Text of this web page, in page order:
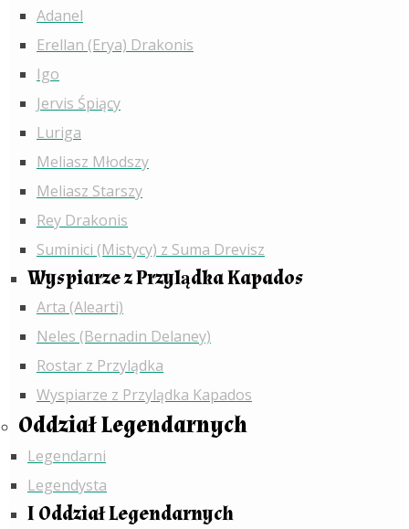
Adanel
Erellan (Erya) Drakonis
Igo
Jervis Śpiący
Luriga
Meliasz Młodszy
Meliasz Starszy
Rey Drakonis
Suminici (Mistycy) z Suma Drevisz
Wyspiarze z Przylądka Kapados
Arta (Alearti)
Neles (Bernadin Delaney)
Rostar z Przylądka
Wyspiarze z Przylądka Kapados
Oddział Legendarnych
Legendarni
Legendysta
I Oddział Legendarnych